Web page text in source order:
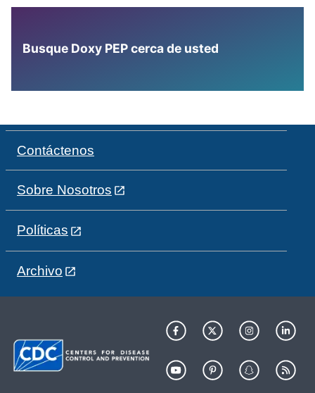
Busque Doxy PEP cerca de usted
Contáctenos
Sobre Nosotros
Políticas
Archivo